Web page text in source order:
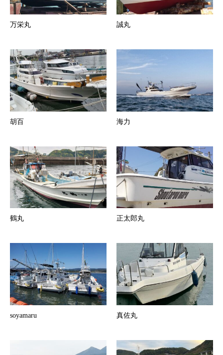
万栄丸 誠丸
胡百 海力
鶴丸 正太郎丸
soyamaru 真佐丸